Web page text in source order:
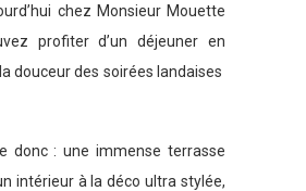
chez Monsieur Mouette
profiter d’un déjeuner en
douceur des soirées landaises
donc : une immense terrasse
intérieur à la déco ultra stylée,